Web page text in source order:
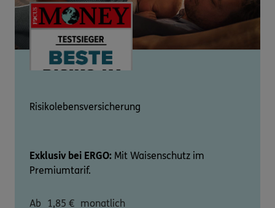
Risikolebensversicherung
Exklusiv bei ERGO: Mit Waisenschutz im
Premiumtarif.
Ab 1,85 € monatlich